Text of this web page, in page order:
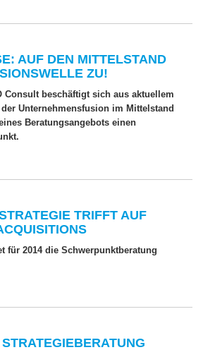
AUF DEN MITTELSTAND
ZU!
Consult beschäftigt sich aus aktuellem
Unternehmensfusion im Mittelstand
Beratungsangebots einen
TRIFFT AUF
für 2014 die Schwerpunktberatung